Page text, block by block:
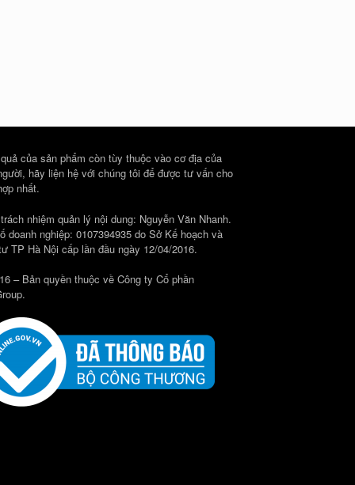
của sản phẩm còn tùy thuộc vào cơ địa của
hãy liện hệ với chúng tôi để được tư vấn cho
nhất.
nhiệm quản lý nội dung: Nguyễn Văn Nhanh.
doanh nghiệp: 0107394935 do Sở Kế hoạch và
TP Hà Nội cấp lần đầu ngày 12/04/2016.
– Bản quyền thuộc về Công ty Cổ phần